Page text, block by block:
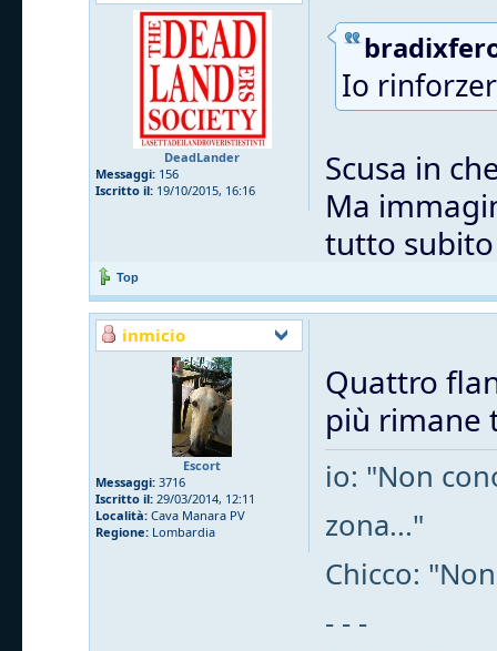
DeadLander
Messaggi: 156
Iscritto il: 19/10/2015, 16:16
Io
Scusa in
Ma
tutto
Top
inmicio
Escort
Messaggi: 3716
Iscritto il: 29/03/2014, 12:11
Località: Cava Manara PV
Regione: Lombardia
Quattro
più rimane
io: "Non
zona..."
Chicco:
- - -